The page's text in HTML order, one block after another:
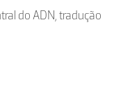
do ADN, tradução